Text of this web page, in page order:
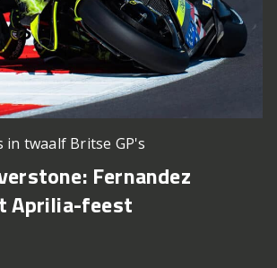
in twaalf Britse GP's
Fernandez
Aprilia-feest